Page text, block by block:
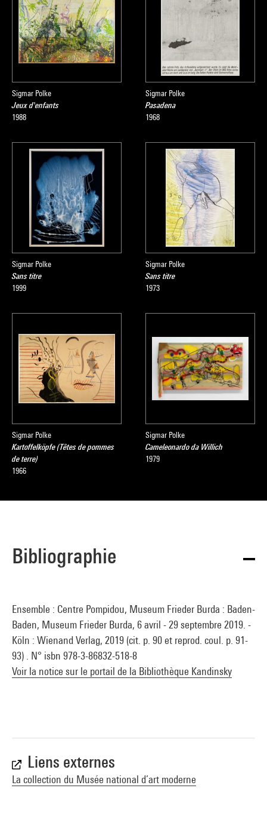
Sigmar Polke
Jeux d'enfants
1988
Sigmar Polke
Pasadena
1968
Sigmar Polke
Sans titre
1999
Sigmar Polke
Sans titre
1973
Sigmar Polke
Kartoffelköpfe (Têtes de pommes
de terre)
1966
Sigmar Polke
Cameleonardo da Willich
1979
Bibliographie
Ensemble : Centre Pompidou, Museum Frieder Burda : Baden-
Baden, Museum Frieder Burda, 6 avril - 29 septembre 2019. -
Köln : Wienand Verlag, 2019 (cit. p. 90 et reprod. coul. p. 91-
93) . N° isbn 978-3-86832-518-8
Voir la notice sur le portail de la Bibliothèque Kandinsky
Liens externes
La collection du Musée national d’art moderne